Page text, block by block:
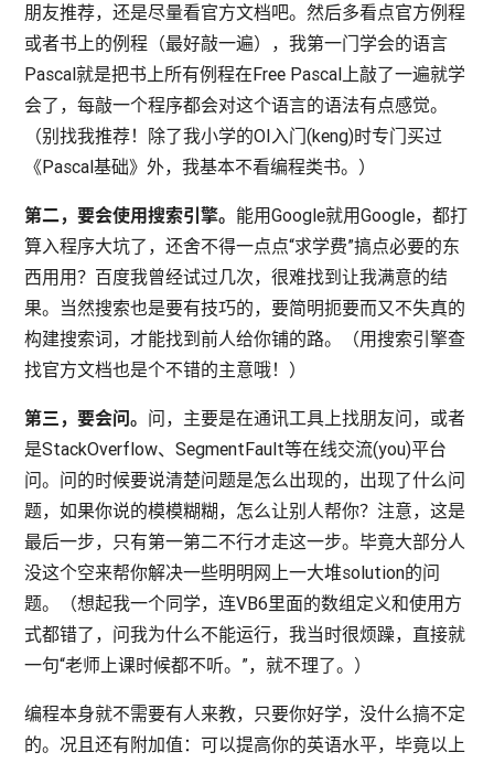
朋友推荐，还是尽量看官方文档吧。然后多看点官方例程
或者书上的例程（最好敲一遍），我第一门学会的语言
Pascal就是把书上所有例程在Free Pascal上敲了一遍就学
会了，每敲一个程序都会对这个语言的语法有点感觉。
（别找我推荐！除了我小学的OI入门(keng)时专门买过
《Pascal基础》外，我基本不看编程类书。）
第二，要会使用搜索引擎。 能用Google就用Google，都打
算入程序大坑了，还舍不得一点点“求学费”搞点必要的东
西用用？百度我曾经试过几次，很难找到让我满意的结
果。当然搜索也是要有技巧的，要简明扼要而又不失真的
构建搜索词，才能找到前人给你铺的路。（用搜索引擎查
找官方文档也是个不错的主意哦！）
第三，要会问。 问，主要是在通讯工具上找朋友问，或者
是StackOverflow、SegmentFault等在线交流(you)平台
问。问的时候要说清楚问题是怎么出现的，出现了什么问
题，如果你说的模模糊糊，怎么让别人帮你？注意，这是
最后一步，只有第一第二不行才走这一步。毕竟大部分人
没这个空来帮你解决一些明明网上一大堆solution的问
题。（想起我一个同学，连VB6里面的数组定义和使用方
式都错了，问我为什么不能运行，我当时很烦躁，直接就
一句“老师上课时候都不听。”，就不理了。）
编程本身就不需要有人来教，只要你好学，没什么搞不定
的。况且还有附加值：可以提高你的英语水平，毕竟以上